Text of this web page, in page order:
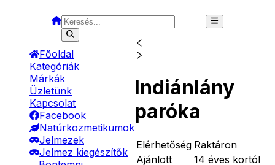
Főoldal
Kategóriák
Márkák
Üzletünk
Kapcsolat
Facebook
Natúrkozmetikumok
Jelmezek
Jelmez kiegészítők
Indiánlány
paróka
Elérhetőség Raktáron
Ajánlott
14 éves kortól